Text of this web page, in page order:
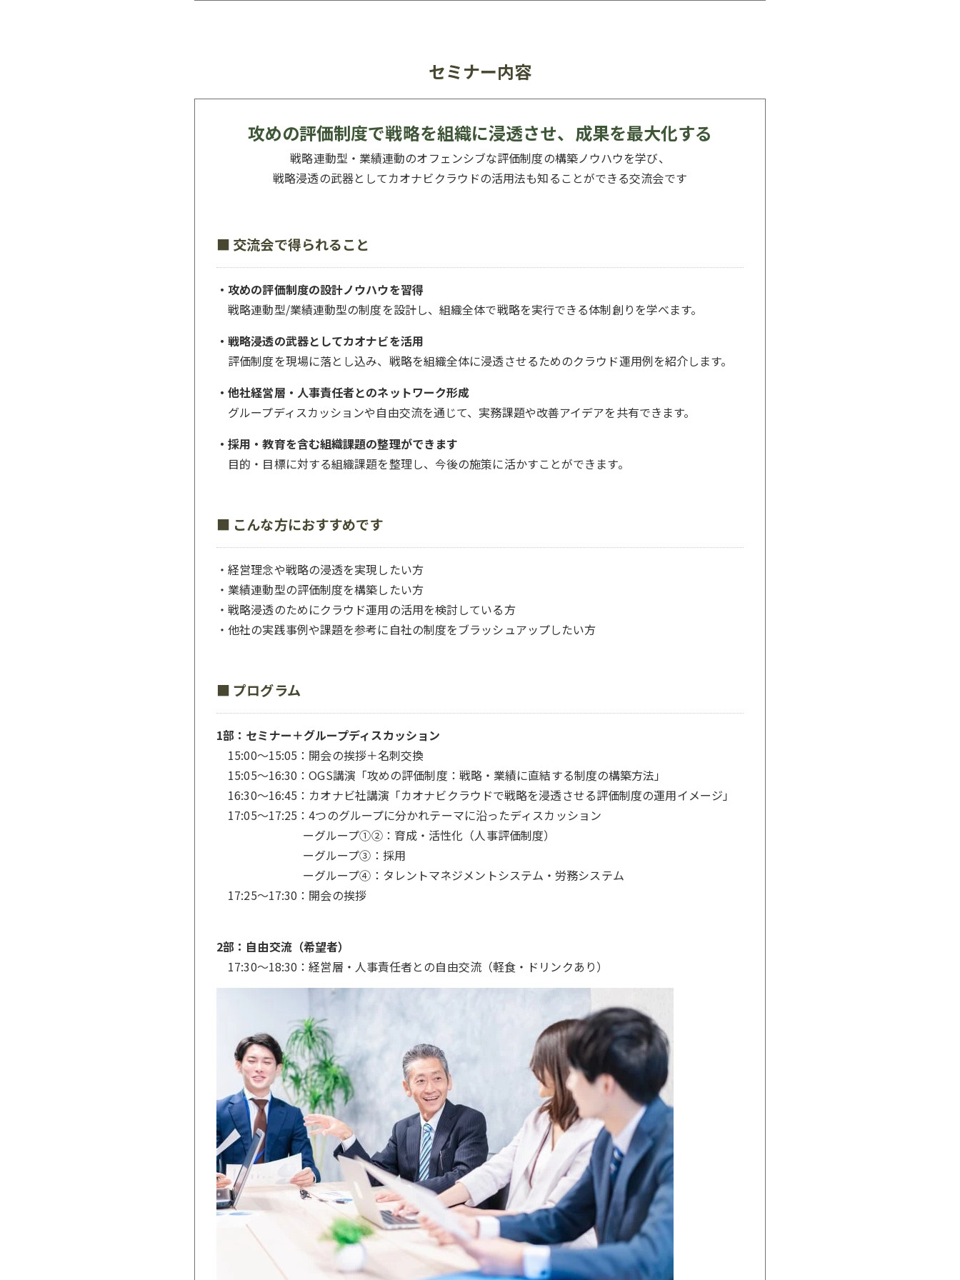
セミナー内容
攻めの評価制度で戦略を組織に浸透させ、成果を最大化する
戦略連動型・業績連動のオフェンシブな評価制度の構築ノウハウを学び、
戦略浸透の武器としてカオナビクラウドの活用法も知ることができる交流会です
■ 交流会で得られること
・攻めの評価制度の設計ノウハウを習得
戦略連動型/業績連動型の制度を設計し、組織全体で戦略を実行できる体制創りを学べます。
・戦略浸透の武器としてカオナビを活用
評価制度を現場に落とし込み、戦略を組織全体に浸透させるためのクラウド運用例を紹介します。
・他社経営層・人事責任者とのネットワーク形成
グループディスカッションや自由交流を通じて、実務課題や改善アイデアを共有できます。
・採用・教育を含む組織課題の整理ができます
目的・目標に対する組織課題を整理し、今後の施策に活かすことができます。
■ こんな方におすすめです
・経営理念や戦略の浸透を実現したい方
・業績連動型の評価制度を構築したい方
・戦略浸透のためにクラウド運用の活用を検討している方
・他社の実践事例や課題を参考に自社の制度をブラッシュアップしたい方
■ プログラム
1部：セミナー＋グループディスカッション
15:00〜15:05：開会の挨拶＋名刺交換
15:05〜16:30：OGS講演 「攻めの評価制度：戦略・業績に直結する制度の構築方法」
16:30〜16:45：カオナビ社講演 「カオナビクラウドで戦略を浸透させる評価制度の運用イメージ」
17:05〜17:25：4つのグループに分かれテーマに沿ったディスカッション
ーグループ①②：育成・活性化（人事評価制度）
ーグループ③：採用
ーグループ④：タレントマネジメントシステム・労務システム
17:25〜17:30：開会の挨拶
2部：自由交流（希望者）
17:30〜18:30：経営層・人事責任者との自由交流（軽食・ドリンクあり）